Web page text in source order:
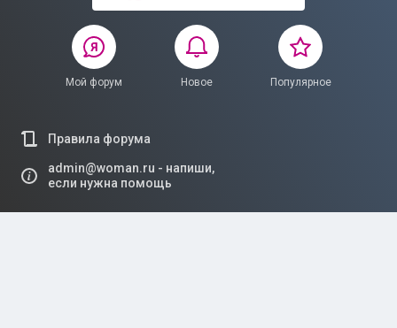
Мой форум Новое Популярное
Правила форума
admin@woman.ru - напиши,
если нужна помощь